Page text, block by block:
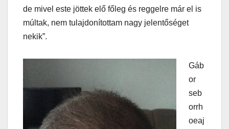
de mivel este jöttek elő főleg és reggelre már el is
múltak, nem tulajdonítottam nagy jelentőséget
nekik”.
Gáb
or
seb
orrh
oeaj